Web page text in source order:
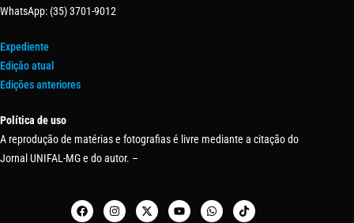
WhatsApp: (35) 3701-9012
Expediente
Edição atual
Edições anteriores
Política de uso
A reprodução de matérias e fotografias é livre mediante a citação do
Jornal UNIFAL-MG e do autor. –